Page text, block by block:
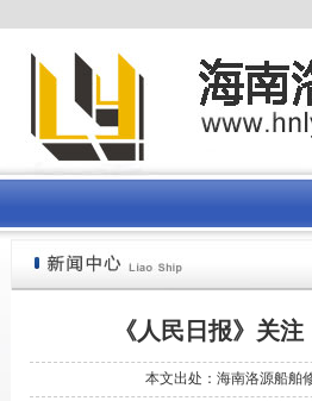
《人民日报》关
本文出处：海南洛源船舶